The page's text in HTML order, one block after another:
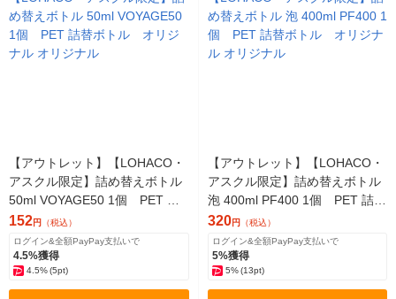
【アウトレット】【LOHACO・
アスクル限定】詰め替えボトル
50ml VOYAGE50 1個 PET 詰
替ボトル オリジナル オリジナ
ル
152円 （税込）
ログイン&全額PayPay支払いで
4.5%獲得
4.5%(5pt)
【アウトレット】【LOHACO・
アスクル限定】詰め替えボトル
泡 400ml PF400 1個 PET 詰替
ボトル オリジナル オリジナル
320円 （税込）
ログイン&全額PayPay支払いで
5%獲得
5% (13pt)